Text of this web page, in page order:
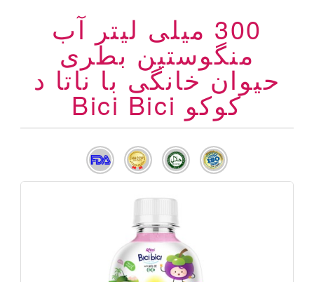
300 میلی لیتر آب
منگوستین بطری
حیوان خانگی با ناتا د
کوکو Bici Bici